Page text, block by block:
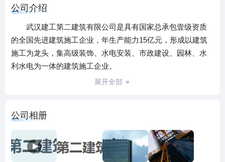
公司介绍
武汉建工第二建筑有限公司是具有国家总承包壹级资质
的全国先进建筑施工企业，年生产能力15亿元，形成以建筑
施工为龙头，集高级装饰、水电安装、市政建设、园林、水
利水电为一体的建筑施工企业。
近年来，公司领导以不断推进企业健康稳定发展为己
入少、产出多、质量好、效益高”的质量效益型发展之路，在
同一地区九获国家建筑工程质量奖——鲁班奖，两度荣获创
鲁班奖工程特别荣誉企业，四获国家优质工程奖，在湖北、
武汉地区同行业中处于领先地位。曾荣获第一届、第二届全
展开全部
公司相册